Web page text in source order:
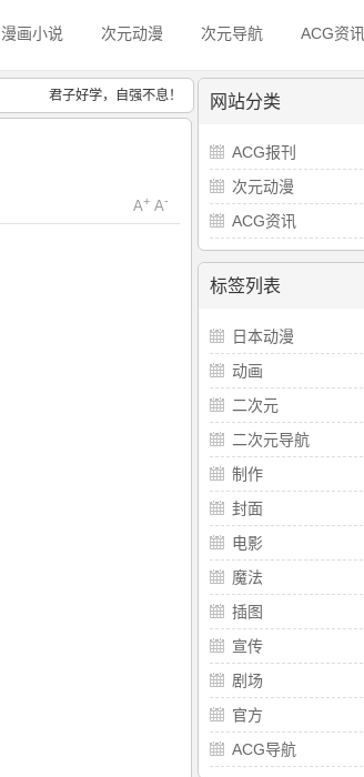
漫画小说 次元动漫 次元导航 ACG资讯
君子好学，自强不息！
A+ A-
网站分类
ACG报刊
次元动漫
ACG资讯
标签列表
日本动漫
动画
二次元
二次元导航
制作
封面
电影
魔法
插图
宣传
剧场
官方
ACG导航